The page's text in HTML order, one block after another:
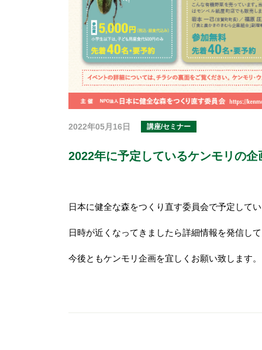
2022年05月16日 講座/セミナー
2022年に予定しているケンモリの企
日本に健全な森をつくり直す委員会で予定して
日時が近くなってきましたら詳細情報を発信し
今後ともケンモリ企画を宜しくお願い致します。